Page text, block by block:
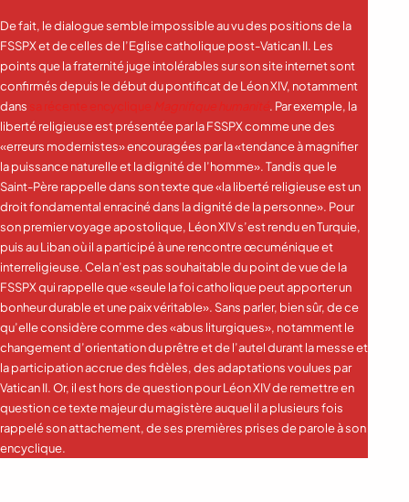
De fait, le dialogue semble impossible au vu des positions de la
FSSPX et de celles de l’Eglise catholique post-Vatican II. Les
points que la fraternité juge intolérables sur son site internet sont
confirmés depuis le début du pontificat de Léon XIV, notamment
dans
. Par exemple, la
liberté religieuse est présentée par la FSSPX comme une des
«erreurs modernistes» encouragées par la «tendance à magnifier
la puissance naturelle et la dignité de l’homme». Tandis que le
Saint-Père rappelle dans son texte que «la liberté religieuse est un
droit fondamental enraciné dans la dignité de la personne». Pour
son premier voyage apostolique, Léon XIV s’est rendu en Turquie,
puis au Liban où il a participé à une rencontre œcuménique et
interreligieuse. Cela n’est pas souhaitable du point de vue de la
FSSPX qui rappelle que «seule la foi catholique peut apporter un
bonheur durable et une paix véritable». Sans parler, bien sûr, de ce
qu’elle considère comme des «abus liturgiques», notamment le
changement d’orientation du prêtre et de l’autel durant la messe et
la participation accrue des fidèles, des adaptations voulues par
Vatican II. Or, il est hors de question pour Léon XIV de remettre en
question ce texte majeur du magistère auquel il a plusieurs fois
rappelé son attachement, de ses premières prises de parole à son
encyclique.